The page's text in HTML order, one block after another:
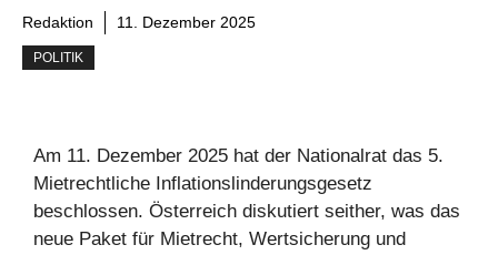
Redaktion 11. Dezember 2025
POLITIK
Am 11. Dezember 2025 hat der Nationalrat das 5.
Mietrechtliche Inflationslinderungsgesetz
beschlossen. Österreich diskutiert seither, was das
neue Paket für Mietrecht, Wertsicherung und